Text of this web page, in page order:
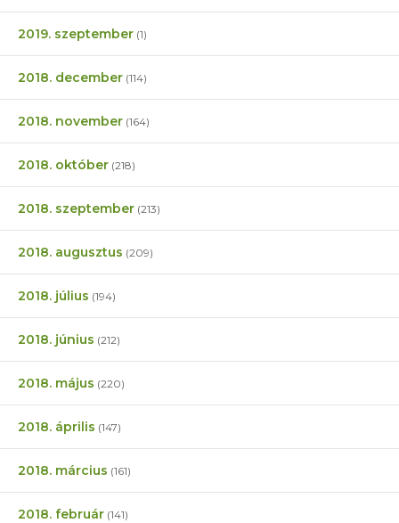
2019. szeptember (1)
2018. december (114)
2018. november (164)
2018. október (218)
2018. szeptember (213)
2018. augusztus (209)
2018. július (194)
2018. június (212)
2018. május (220)
2018. április (147)
2018. március (161)
2018. február (141)